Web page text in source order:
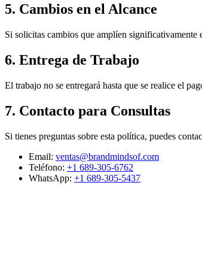
5. Cambios en el Alcance
Si solicitas cambios que amplíen significativamente
6. Entrega de Trabajo
El trabajo no se entregará hasta que se realice el
7. Contacto para Consultas
Si tienes preguntas sobre esta política, puedes
Email: ventas@brandmindsof.com
Teléfono: +1 689-305-6762
WhatsApp: +1 689-305-5437